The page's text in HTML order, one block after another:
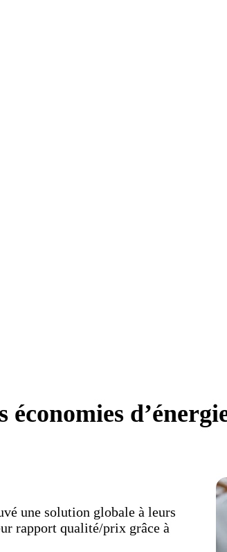
économies
une solution globale à leurs
rapport qualité/prix grâce à